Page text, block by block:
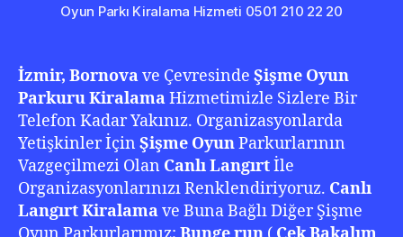
Oyun Parkı Kiralama Hizmeti 0501 210 22 20
İzmir, Bornovave Çevresinde Şişme Oyun
Parkuru KiralamaHizmetimizle Sizlere Bir
Telefon Kadar Yakınız. Organizasyonlarda
Yetişkinler İçin Şişme OyunParkurlarının
Vazgeçilmezi Olan Canlı Langırtİle
Organizasyonlarınızı Renklendiriyoruz. Canlı
Langırt Kiralamave Buna Bağlı Diğer Şişme